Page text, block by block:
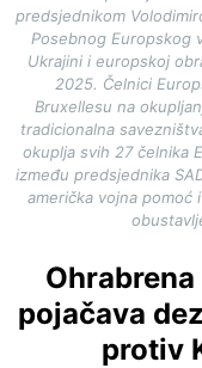
predsjednikom
Posebnog Europskog
Ukrajini i europskoj
2025. Čelnici
Bruxellesu na
tradicionalna
okuplja svih 27 čelnika
između predsjednika
američka vojna pomoć
pojačava
protiv